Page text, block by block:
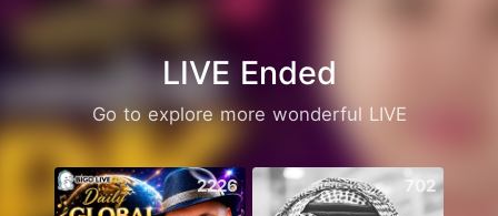
LIVE Ended
Go to explore more wonderful LIVE
2226 702